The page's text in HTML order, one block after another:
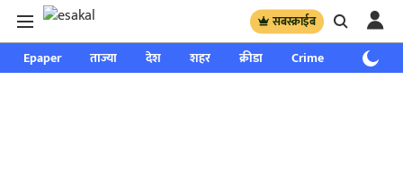
सबस्क्राईब
Epaper ताज्या देश शहर क्रीडा Crime साप्ताहिक